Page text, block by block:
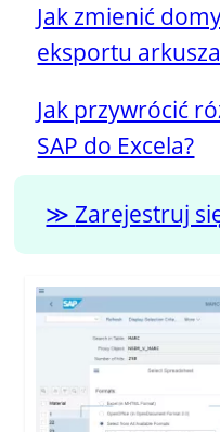
Jak zmienić
eksportu
Jak przywrócić
SAP do Excela?
Zarejestruj